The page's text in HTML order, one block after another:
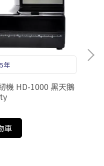
年
機 HD-1000 黑天鵝
車